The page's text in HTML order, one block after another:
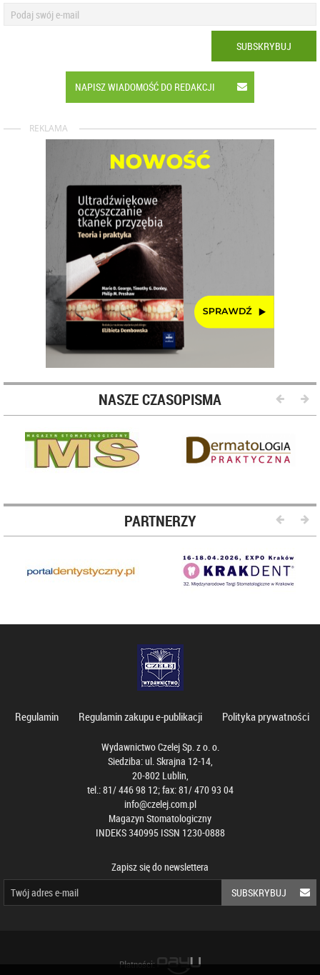
SUBSKRYBUJ
NAPISZ WIADOMOŚĆ DO REDAKCJI
REKLAMA
NASZE CZASOPISMA
PARTNERZY
Regulamin Regulamin zakupu e-publikacji Polityka prywatności
Wydawnictwo Czelej Sp. z o. o.
Siedziba: ul. Skrajna 12-14,
20-802 Lublin,
tel.: 81/ 446 98 12; fax: 81/ 470 93 04
info@czelej.com.pl
Magazyn Stomatologiczny
INDEKS 340995 ISSN 1230-0888
Zapisz się do newslettera
SUBSKRYBUJ
Płatności: